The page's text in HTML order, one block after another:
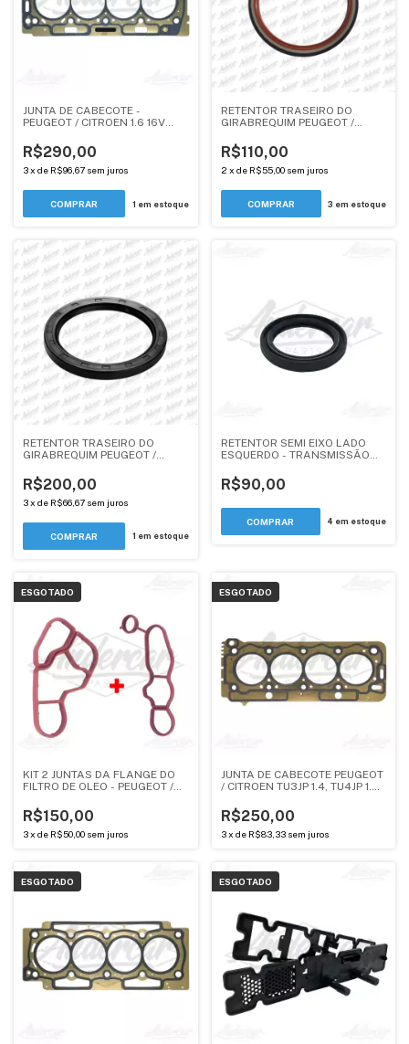
JUNTA DE CABECOTE -
PEUGEOT / CITROEN 1.6 16V
R$290,00
3x de R$96,67 sem juros
1 em estoque
RETENTOR TRASEIRO DO
GIRABREQUIM PEUGEOT /
R$110,00
2 x de R$55,00 sem juros
3 em estoque
RETENTOR TRASEIRO DO
GIRABREQUIM PEUGEOT /
1.6 TU5JP4 - EC5
R$200,00
3x de R$66,67 sem juros
1 em estoque
RETENTOR SEMI EIXO LADO
ESQUERDO - TRANSMISSÃO
CITROEN TODOS 1.6 2.0 -
ANDERCAR
R$90,00
4 em estoque
ESGOTADO
KIT 2 JUNTAS DA FLANGE DO
FILTRO DE OLEO - PEUGEOT /
ANDERCAR
R$150,00
3x de R$50,00 sem juros
ESGOTADO
JUNTA DE CABECOTE PEUGEOT
/ CITROEN TU3JP 1.4, TU4JP 1.5 -
R$250,00
3 x de R$83,33 sem juros
ESGOTADO ESGOTADO